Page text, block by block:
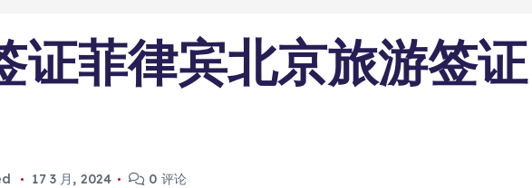
证菲律宾北京旅游签证
17 3 月, 2024 0 评论